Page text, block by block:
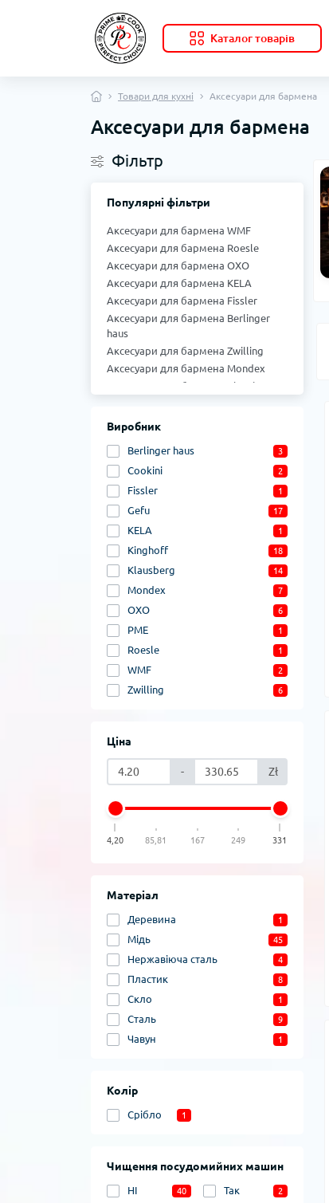
Каталог товарів
Товари для кухні Аксесуари для бармена
Аксесуари для бармена
Фільтр
Популярні фільтри
Аксесуари для бармена WMF
Аксесуари для бармена Roesle
Аксесуари для бармена OXO
Аксесуари для бармена KELA
Аксесуари для бармена Fissler
Аксесуари для бармена Berlinger
haus
Аксесуари для бармена Zwilling
Аксесуари для бармена Mondex
Аксесуари для бармена Klausberg
Аксесуари для бармена Gefu
Виробник
Berlinger haus 3
Cookini 2
Fissler 1
Gefu 17
KELA 1
Kinghoff 18
Klausberg 14
Mondex 7
OXO 6
PME 1
Roesle 1
WMF 2
Zwilling 6
Ціна
- Zł
4,20 85,81 167 249 331
Матеріал
Деревина 1
Мідь 45
Нержавіюча сталь 4
Пластик 8
Скло 1
Сталь 9
Чавун 1
Колір
Срібло 1
Чищення посудомийних машин
НІ 40 Так 2